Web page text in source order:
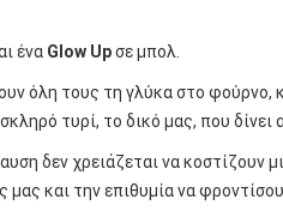
ένα Glow Upσε μπολ.
όλη τους τη γλύκα στο φούρνο,
τυρί, το δικό μας, που δίνει
δεν χρειάζεται να κοστίζουν
μας και την επιθυμία να